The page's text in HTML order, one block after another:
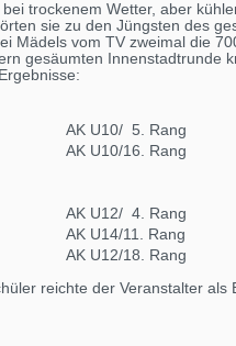
trockenem Wetter, aber
sie zu den Jüngsten des
Mädels vom TV zweimal die
gesäumten Innenstadtrunde
AK U10/ 5. Rang
AK U10/16. Rang
AK U12/ 4. Rang
AK U14/11. Rang
AK U12/18. Rang
reichte der Veranstalter